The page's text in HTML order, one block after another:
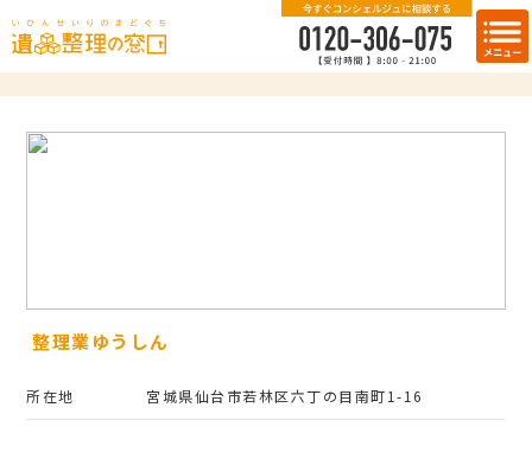
整理業ゆうしん
所在地 宮城県仙台市若林区六丁の目南町1-16